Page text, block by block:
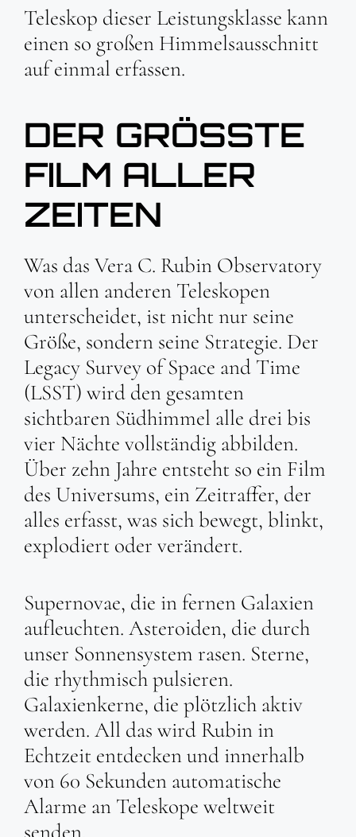
Teleskop dieser Leistungsklasse kann
einen so großen Himmelsausschnitt
auf einmal erfassen.
DER GRÖSSTE F
ILM ALLER Z
EITEN
Was das Vera C. Rubin Observatory
von allen anderen Teleskopen
unterscheidet, ist nicht nur seine
Größe, sondern seine Strategie. Der
Legacy Survey of Space and Time
(LSST) wird den gesamten
sichtbaren Südhimmel alle drei bis
vier Nächte vollständig abbilden.
Über zehn Jahre entsteht so ein Film
des Universums, ein Zeitraffer, der
alles erfasst, was sich bewegt, blinkt,
explodiert oder verändert.
Supernovae, die in fernen Galaxien
aufleuchten. Asteroiden, die durch
unser Sonnensystem rasen. Sterne,
die rhythmisch pulsieren.
Galaxienkerne, die plötzlich aktiv
werden. All das wird Rubin in
Echtzeit entdecken und innerhalb
von 60 Sekunden automatische
Alarme an Teleskope weltweit